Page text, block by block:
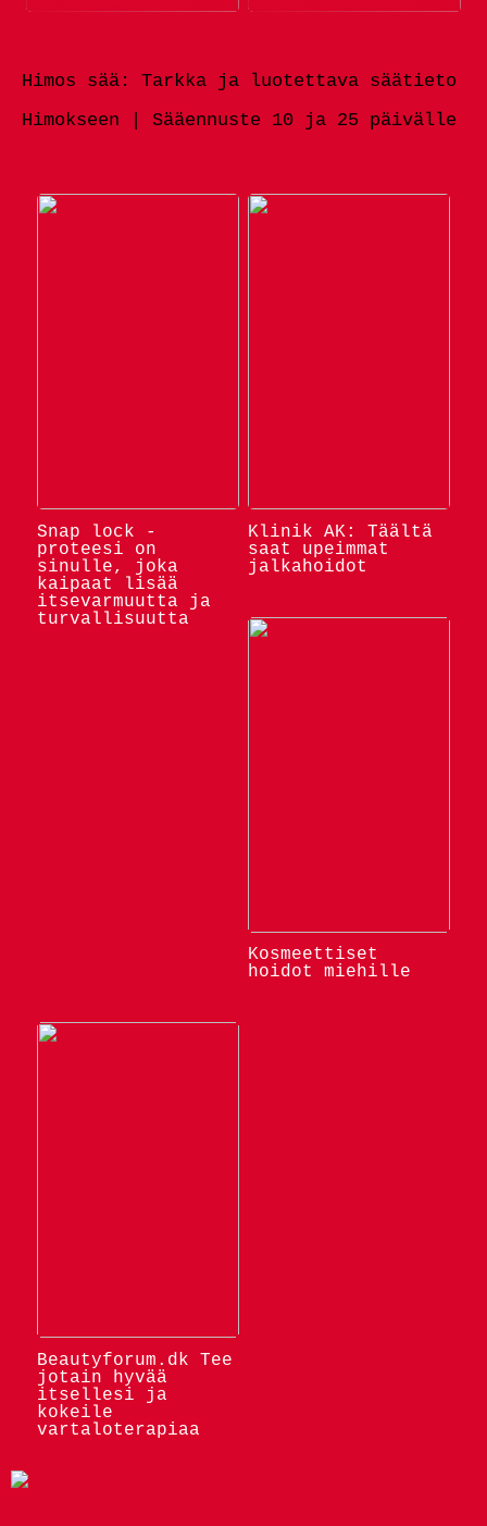
Himos sää: Tarkka ja luotettava säätieto
Himokseen | Sääennuste 10 ja 25 päivälle
Snap lock -
proteesi on
sinulle, joka
kaipaat lisää
itsevarmuutta ja
turvallisuutta
Klinik AK: Täältä
saat upeimmat
jalkahoidot
Kosmeettiset
hoidot miehille
Beautyforum.dk Tee
jotain hyvää
itsellesi ja
kokeile
vartaloterapiaa